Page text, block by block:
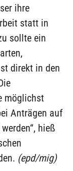
ihre
statt in
sollte ein
direkt in den
möglichst
Anträgen auf
hieß
(epd/mig)